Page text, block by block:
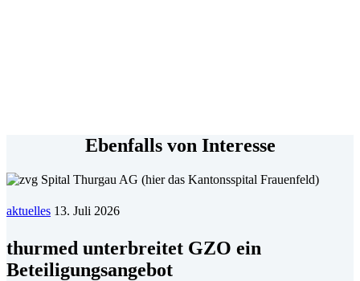
Ebenfalls von Interesse
aktuelles 13. Juli 2026
thurmed unterbreitet GZO ein
Beteiligungsangebot